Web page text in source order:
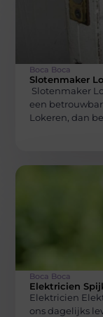
Boca Boca
Slotenmaker
Slotenmaker
een
Lokeren, dan
Boca Boca
Elektricien
Elektricien
ons dagelijks